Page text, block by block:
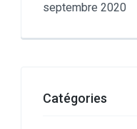
septembre 2020
Catégories